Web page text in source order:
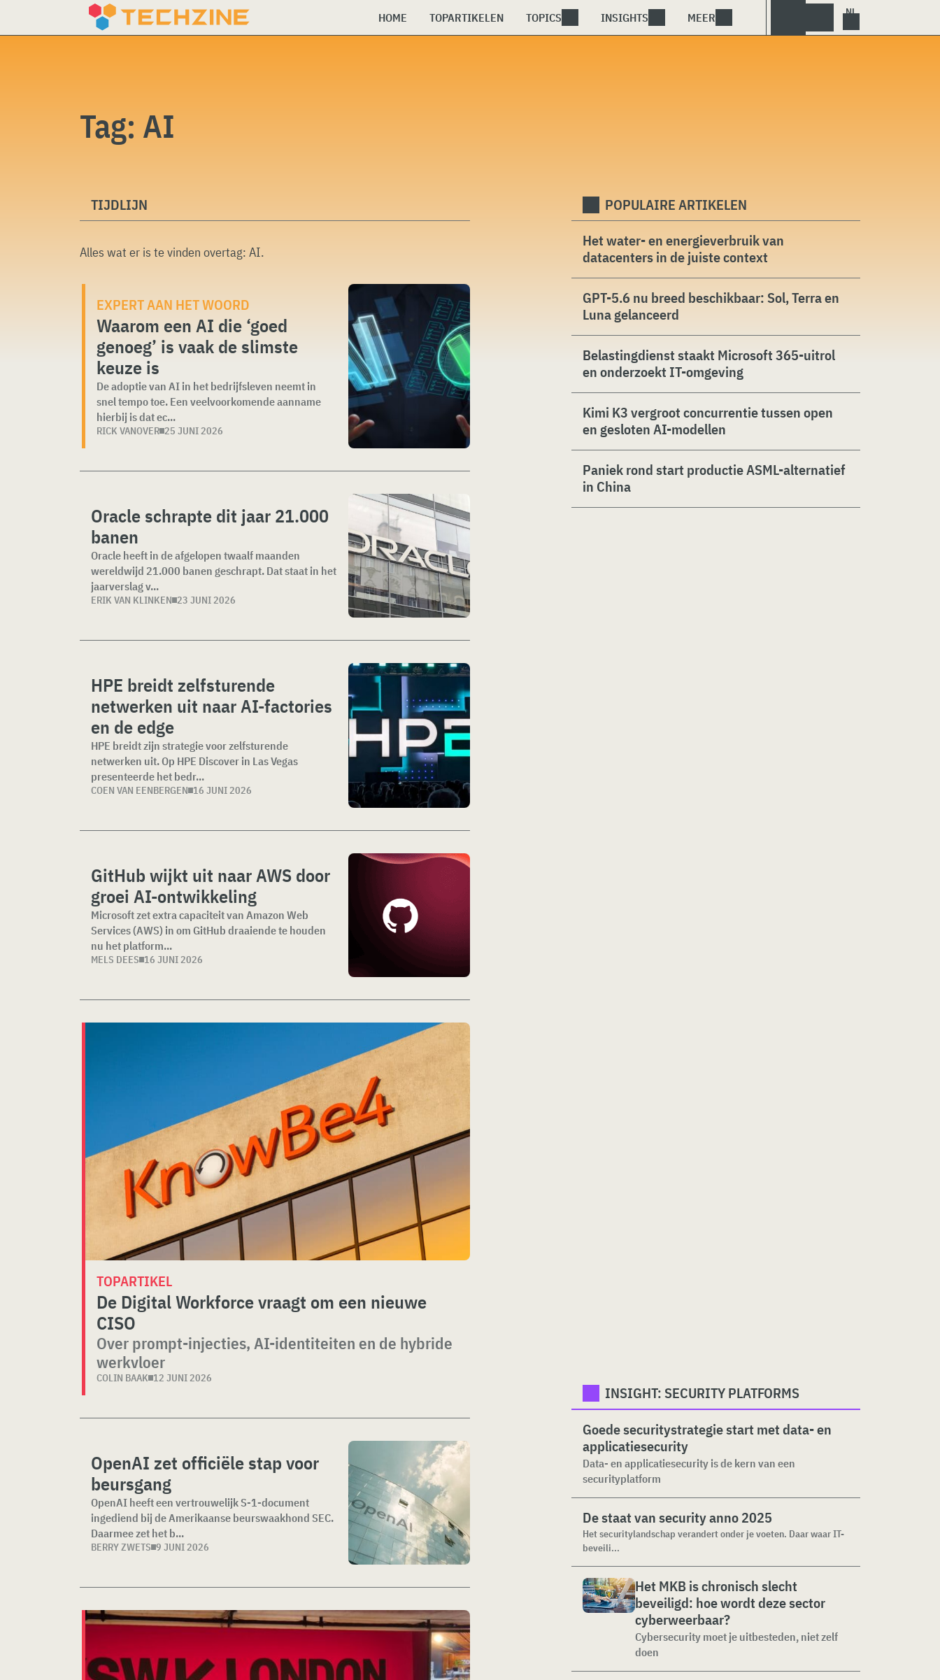
HOME TOPARTIKELEN TOPICS INSIGHTS MEER
Tag: AI
TIJDLIJN
Alles wat er is te vinden overtag: AI.
EXPERT AAN HET WOORD
Waarom een AI die ‘goed
genoeg’ is vaak de slimste
keuze is
De adoptie van AI in het bedrijfsleven neemt in
snel tempo toe. Een veelvoorkomende aanname
hierbij is dat ec...
RICK VANOVER 25 JUNI 2026
Oracle schrapte dit jaar 21.000
banen
Oracle heeft in de afgelopen twaalf maanden
wereldwijd 21.000 banen geschrapt. Dat staat in het
jaarverslag v...
ERIK VAN KLINKEN 23 JUNI 2026
HPE breidt zelfsturende
netwerken uit naar AI-factories
en de edge
HPE breidt zijn strategie voor zelfsturende
netwerken uit. Op HPE Discover in Las Vegas
presenteerde het bedr...
COEN VAN EENBERGEN 16 JUNI 2026
GitHub wijkt uit naar AWS door
groei AI-ontwikkeling
Microsoft zet extra capaciteit van Amazon Web
Services (AWS) in om GitHub draaiende te houden
nu het platform...
MELS DEES 16 JUNI 2026
TOPARTIKEL
De Digital Workforce vraagt om een nieuwe
CISO
Over prompt-injecties, AI-identiteiten en de hybride
werkvloer
COLIN BAAK 12 JUNI 2026
OpenAI zet officiële stap voor
beursgang
OpenAI heeft een vertrouwelijk S-1-document
ingediend bij de Amerikaanse beurswaakhond SEC.
Daarmee zet het b...
BERRY ZWETS 9 JUNI 2026
POPULAIRE ARTIKELEN
Het water- en energieverbruik van
datacenters in de juiste context
GPT-5.6 nu breed beschikbaar: Sol, Terra en
Luna gelanceerd
Belastingdienst staakt Microsoft 365-uitrol
en onderzoekt IT-omgeving
Kimi K3 vergroot concurrentie tussen open
en gesloten AI-modellen
Paniek rond start productie ASML-alternatief
in China
INSIGHT: SECURITY PLATFORMS
Goede securitystrategie start met data- en
applicatiesecurity
Data- en applicatiesecurity is de kern van een
securityplatform
De staat van security anno 2025
Het securitylandschap verandert onder je voeten. Daar waar IT-
beveili...
Het MKB is chronisch slecht
beveiligd: hoe wordt deze sector
cyberweerbaar?
Cybersecurity moet je uitbesteden, niet zelf
doen